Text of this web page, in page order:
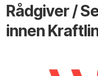
Rådgiver /
innen